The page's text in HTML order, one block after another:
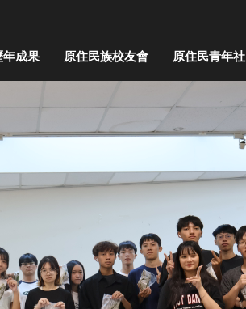
年成果 原住民族校友會 原住民青年社